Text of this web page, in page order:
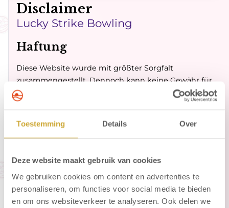
Toestemming Details Over
Deze website maakt gebruik van cookies
We gebruiken cookies om content en advertenties te
personaliseren, om functies voor social media te bieden
en om ons websiteverkeer te analyseren. Ook delen we
Disclaimer
Lucky Strike Bowling
Haftung
Diese Website wurde mit größter Sorgfalt
zusammengestellt. Dennoch kann keine Gewähr für
die Vollständigkeit, Richtigkeit und Aktualität der auf
unseren Seiten bereitgestellten Informationen oder
übernommen werden. Lucky Strike Bowling kann
Aus den Daten auf dieser Site können keine Rechte
abgeleitet werden.
Urheberrecht